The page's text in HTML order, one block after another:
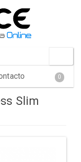
0
Slim